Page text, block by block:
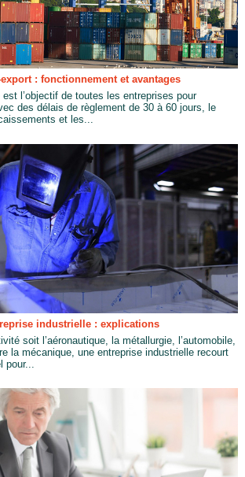
: fonctionnement et avantages
l’objectif de toutes les entreprises pour
des délais de règlement de 30 à 60 jours, le
et les...
industrielle : explications
soit l’aéronautique, la métallurgie, l’automobile,
la mécanique, une entreprise industrielle recourt